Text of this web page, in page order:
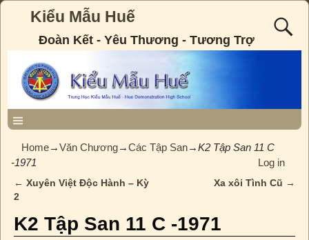
Kiểu Mẫu Huế
Đoàn Kết - Yêu Thương - Tương Trợ
Home→Văn Chương→Các Tập San→K2 Tập San 11 C
-1971
Log in
Post navigation
← Xuyên Việt Độc Hành – Kỳ
2
Xa xôi Tình Cũ →
K2 Tập San 11 C -1971